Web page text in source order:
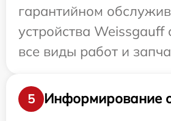
гарантийном
устройства Weissgauff
все виды работ и
5
Информирование